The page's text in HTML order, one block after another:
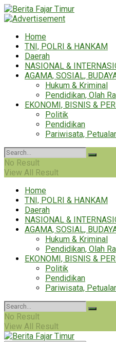
Home
TNI, POLRI & HANKAM
Daerah
NASIONAL &
AGAMA, SOSIAL,
Hukum & Kriminal
Pendidikan, Olah
EKONOMI, BISNIS &
Politik
Pendidikan
Pariwisata,
No Result
View All Result
Home
TNI, POLRI & HANKAM
Daerah
NASIONAL &
AGAMA, SOSIAL,
Hukum & Kriminal
Pendidikan, Olah
EKONOMI, BISNIS &
Politik
Pendidikan
Pariwisata,
No Result
View All Result